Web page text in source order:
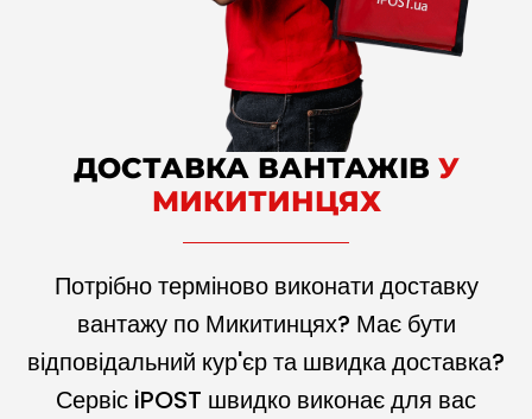
ДОСТАВКА ВАНТАЖІВ У
МИКИТИНЦЯХ
Потрібно терміново виконати доставку
вантажу по Микитинцях? Має бути
відповідальний кур'єр та швидка доставка?
Сервіс iPOST швидко виконає для вас